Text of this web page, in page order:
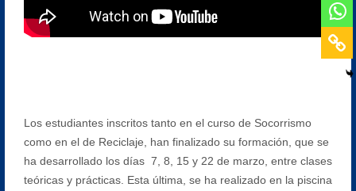
Los estudiantes inscritos tanto en el curso de Socorrismo
como en el de Reciclaje, han finalizado su formación, que se
ha desarrollado los días 7, 8, 15 y 22 de marzo, entre clases
teóricas y prácticas. Esta última, se ha realizado en la piscina